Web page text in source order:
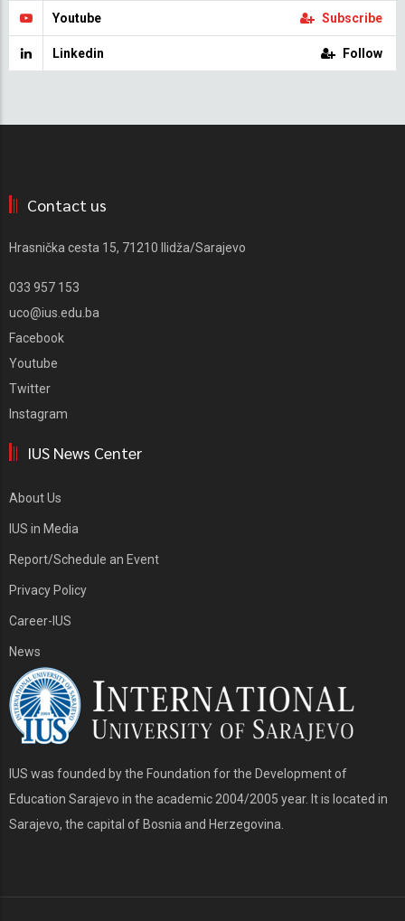
Youtube Subscribe
Linkedin Follow
Contact us
Hrasnička cesta 15, 71210 Ilidža/Sarajevo
033 957 153
uco@ius.edu.ba
Facebook
Youtube
Twitter
Instagram
IUS News Center
About Us
IUS in Media
Report/Schedule an Event
Privacy Policy
Career-IUS
News
IUS was founded by the Foundation for the Development of
Education Sarajevo in the academic 2004/2005 year. It is located in
Sarajevo, the capital of Bosnia and Herzegovina.